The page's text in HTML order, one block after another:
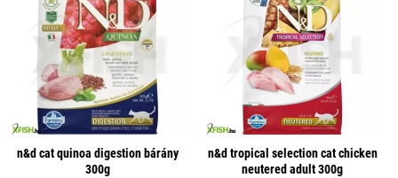
n&d cat quinoa digestion bárány
300g
n&d tropical selection cat chicken
neutered adult 300g